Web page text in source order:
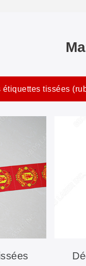
tissées